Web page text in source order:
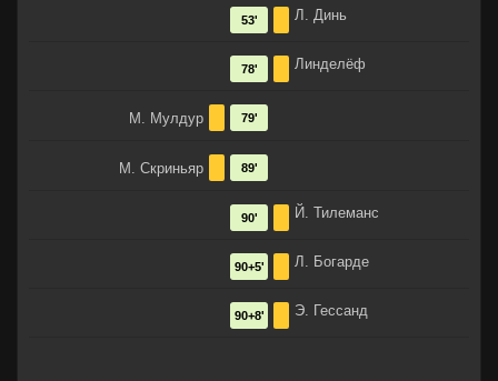
Л. Динь
53'
Линделёф
78'
М. Мулдур 79'
М. Скриньяр 89'
Й. Тилеманс
90'
Л. Богарде
90+5'
Э. Гессанд
90+8'